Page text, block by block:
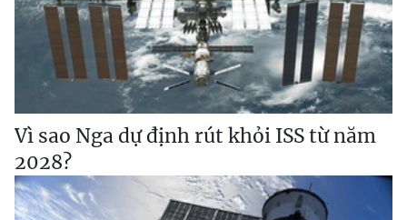
Vì sao Nga dự định rút khỏi ISS từ năm
2028?